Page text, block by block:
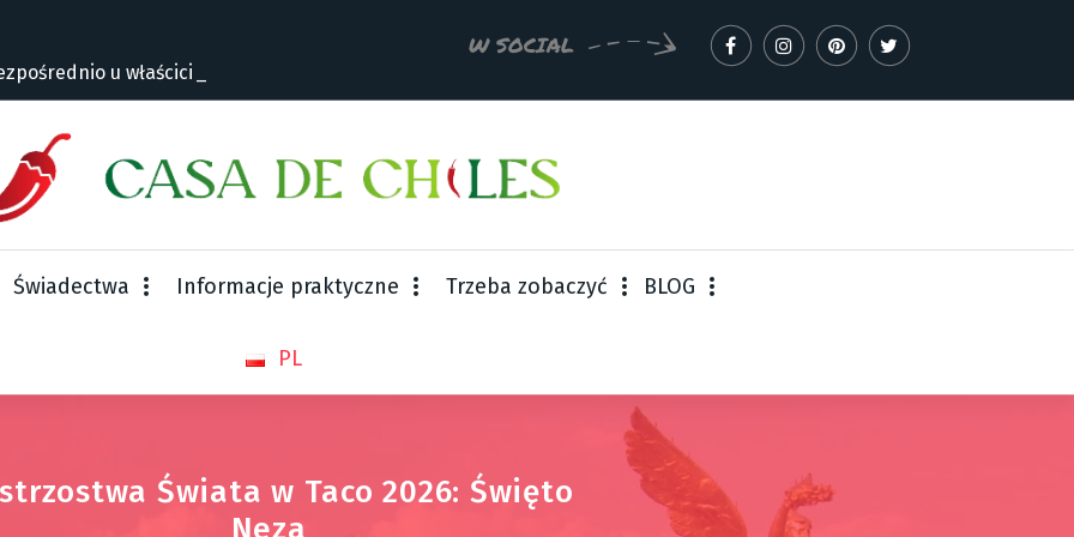
u właściciela
W SOCIAL
Świadectwa Informacje praktyczne Trzeba zobaczyć BLOG
PL
Świata w Taco 2026: Święto